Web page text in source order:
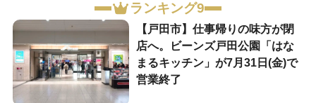
ランキング9
【戸田市】仕事帰りの味方が閉
店へ。ビーンズ戸田公園「はな
まるキッチン」が7月31日(金)で
営業終了